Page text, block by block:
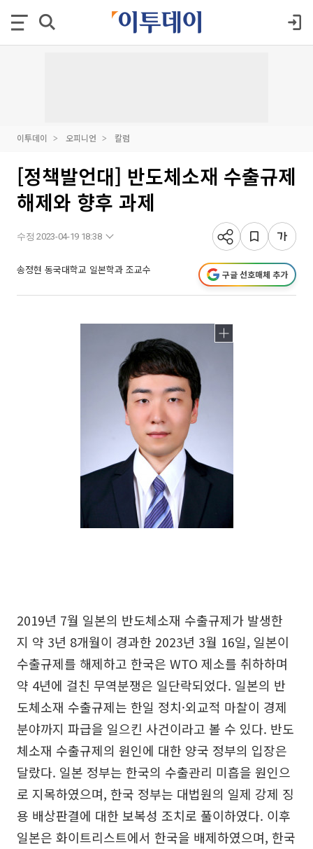
이투데이 오피니언 칼럼
[정책발언대] 반도체소재 수출규제
해제와 향후 과제
수정 2023-04-19 18:38
송정현 동국대학교 일본학과 조교수 구글 선호매체 추가
2019년 7월 일본의 반도체소재 수출규제가 발생한
지 약 3년 8개월이 경과한 2023년 3월 16일, 일본이
수출규제를 해제하고 한국은 WTO 제소를 취하하며
약 4년에 걸친 무역분쟁은 일단락되었다. 일본의 반
도체소재 수출규제는 한일 정치·외교적 마찰이 경제
분야까지 파급을 일으킨 사건이라고 볼 수 있다. 반도
체소재 수출규제의 원인에 대한 양국 정부의 입장은
달랐다. 일본 정부는 한국의 수출관리 미흡을 원인으
로 지목하였으며, 한국 정부는 대법원의 일제 강제 징
용 배상판결에 대한 보복성 조치로 풀이하였다. 이후
일본은 화이트리스트에서 한국을 배제하였으며, 한국